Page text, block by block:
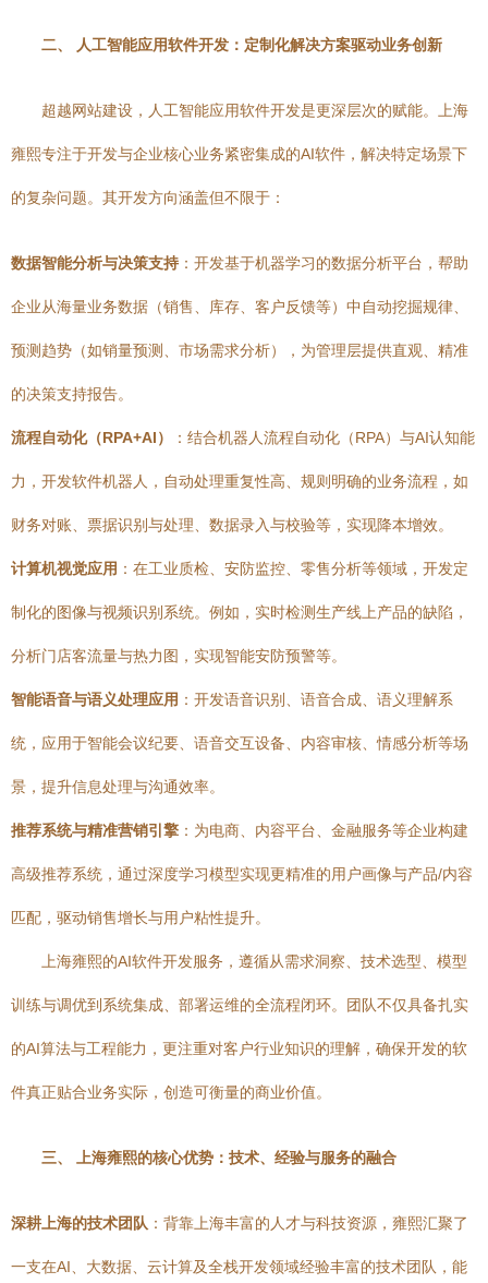
二、 人工智能应用软件开发：定制化解决方案驱动业务创新
超越网站建设，人工智能应用软件开发是更深层次的赋能。上海
雍熙专注于开发与企业核心业务紧密集成的AI软件，解决特定场景下
的复杂问题。其开发方向涵盖但不限于：
数据智能分析与决策支持 ：开发基于机器学习的数据分析平台，帮助
企业从海量业务数据（销售、库存、客户反馈等）中自动挖掘规律、
预测趋势（如销量预测、市场需求分析），为管理层提供直观、精准
的决策支持报告。
流程自动化（RPA+AI） ：结合机器人流程自动化（RPA）与AI认知能
力，开发软件机器人，自动处理重复性高、规则明确的业务流程，如
财务对账、票据识别与处理、数据录入与校验等，实现降本增效。
计算机视觉应用 ：在工业质检、安防监控、零售分析等领域，开发定
制化的图像与视频识别系统。例如，实时检测生产线上产品的缺陷，
分析门店客流量与热力图，实现智能安防预警等。
智能语音与语义处理应用 ：开发语音识别、语音合成、语义理解系
统，应用于智能会议纪要、语音交互设备、内容审核、情感分析等场
景，提升信息处理与沟通效率。
推荐系统与精准营销引擎 ：为电商、内容平台、金融服务等企业构建
高级推荐系统，通过深度学习模型实现更精准的用户画像与产品/内容
匹配，驱动销售增长与用户粘性提升。
上海雍熙的AI软件开发服务，遵循从需求洞察、技术选型、模型
训练与调优到系统集成、部署运维的全流程闭环。团队不仅具备扎实
的AI算法与工程能力，更注重对客户行业知识的理解，确保开发的软
件真正贴合业务实际，创造可衡量的商业价值。
三、 上海雍熙的核心优势：技术、经验与服务的融合
深耕上海的技术团队 ：背靠上海丰富的人才与科技资源，雍熙汇聚了
一支在AI、大数据、云计算及全栈开发领域经验丰富的技术团队，能